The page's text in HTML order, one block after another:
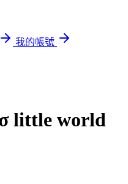
我的帳號
little world